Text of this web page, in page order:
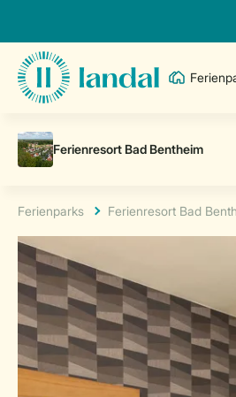
Ferienparks Ferienresort Bad